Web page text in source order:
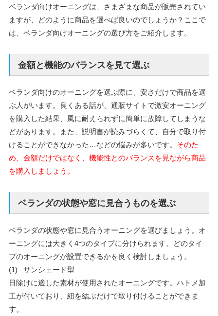
ベランダ向けオーニングは、さまざまな商品が販売されてい
ますが、どのように商品を選べば良いのでしょうか？ここで
は、ベランダ向けオーニングの選び方をご紹介します。
金額と機能のバランスを見て選ぶ
ベランダ向けのオーニングを選ぶ際に、安さだけで商品を選
ぶ人がいます。良くある話が、通販サイトで激安オーニング
を購入した結果、風に耐えられずに簡単に故障してしまうな
どがあります。
また、説明書が読みづらくて、自分で取り付
けることができなかった…などの悩みが多いです。 そのた
め、金額だけではなく、機能性とのバランスを見ながら商品
を購入しましょう。
ベランダの状態や窓に見合うものを選ぶ
ベランダの状態や窓に見合うオーニングを選びましょう。オ
ーニングには大きく4つのタイプに分けられます。どのタイ
プのオーニングが設置できるかを良く検討しましょう。
(1) サンシェード型
日除けに適した素材が使用されたオーニングです。ハトメ加
工が付いており、紐を結ぶだけで取り付けることができま
す。